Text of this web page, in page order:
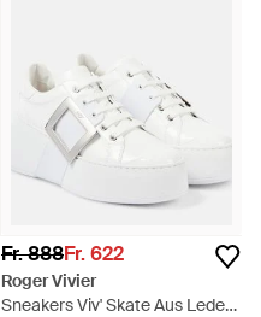
Fr. 888Fr. 622
Roger Vivier
Sneakers Viv' Skate Aus Leder -